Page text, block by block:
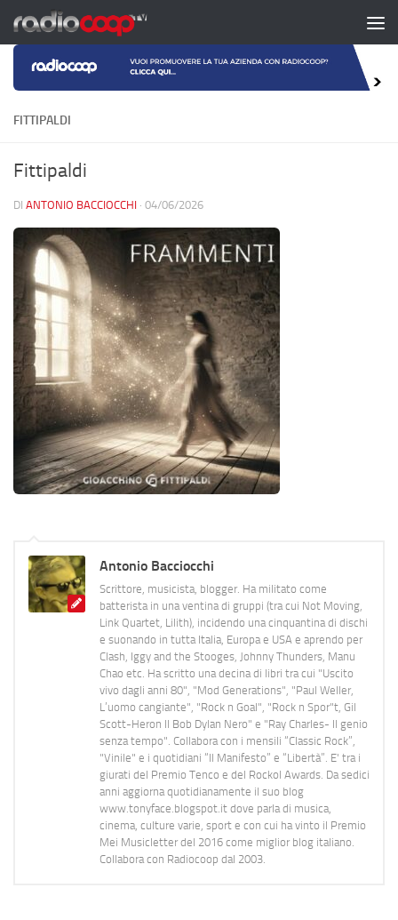
Salta al contenuto
FITTIPALDI
Fittipaldi
DI ANTONIO BACCIOCCHI · 04/06/2026
Antonio Bacciocchi
Scrittore, musicista, blogger. Ha militato come
batterista in una ventina di gruppi (tra cui Not Moving,
Link Quartet, Lilith), incidendo una cinquantina di dischi
e suonando in tutta Italia, Europa e USA e aprendo per
Clash, Iggy and the Stooges, Johnny Thunders, Manu
Chao etc. Ha scritto una decina di libri tra cui "Uscito
vivo dagli anni 80", "Mod Generations", "Paul Weller,
L’uomo cangiante", "Rock n Goal", "Rock n Spor"t, Gil
Scott-Heron Il Bob Dylan Nero" e "Ray Charles- Il genio
senza tempo". Collabora con i mensili “Classic Rock”,
"Vinile" e i quotidiani “Il Manifesto” e “Libertà”. E' tra i
giurati del Premio Tenco e del Rockol Awards. Da sedici
anni aggiorna quotidianamente il suo blog
www.tonyface.blogspot.it dove parla di musica,
cinema, culture varie, sport e con cui ha vinto il Premio
Mei Musicletter del 2016 come miglior blog italiano.
Collabora con Radiocoop dal 2003.